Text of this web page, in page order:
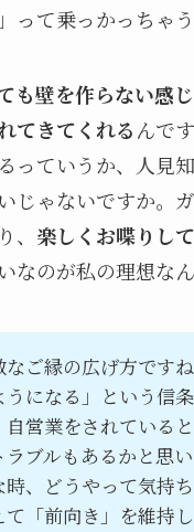
」って乗っかっちゃう
も壁を作らない感
てきてくれるんで
っていうか、人見
じゃないですか。
楽しくお喋りし
なのが私の理想なん
なご縁の広げ方です
うになる」という信
自営業をされている
ラブルもあるかと思
時、どうやって気持
て「前向き」を維持